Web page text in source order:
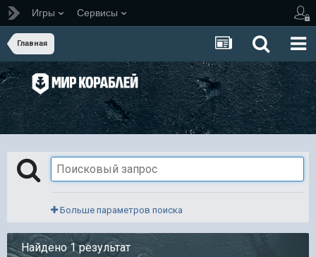
Игры Сервисы
Главная
Больше параметров поиска
Найдено 1 результат